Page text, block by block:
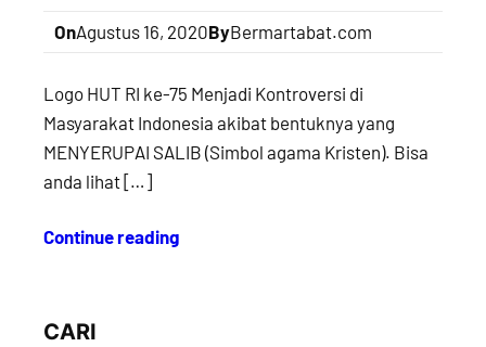
OnAgustus 16, 2020ByBermartabat.com
Logo HUT RI ke-75 Menjadi Kontroversi di
Masyarakat Indonesia akibat bentuknya yang
MENYERUPAI SALIB (Simbol agama Kristen). Bisa
anda lihat […]
Continue reading
CARI